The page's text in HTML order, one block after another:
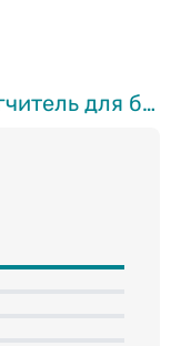
Отзывы MAYERI Sensitive смягчитель для белья, 2л